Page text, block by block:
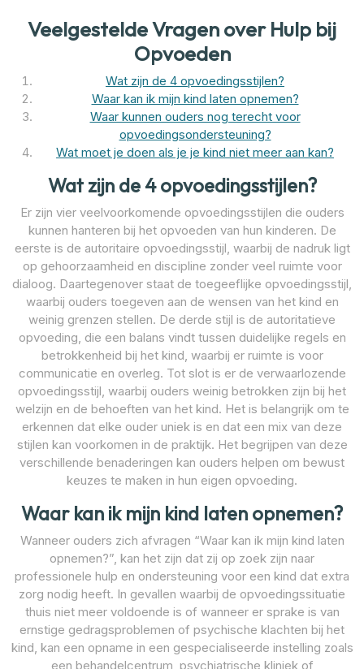
Veelgestelde Vragen over Hulp bij
Opvoeden
Wat zijn de 4 opvoedingsstijlen?
Waar kan ik mijn kind laten opnemen?
Waar kunnen ouders nog terecht voor
opvoedingsondersteuning?
Wat moet je doen als je je kind niet meer aan kan?
Wat zijn de 4 opvoedingsstijlen?
Er zijn vier veelvoorkomende opvoedingsstijlen die ouders
kunnen hanteren bij het opvoeden van hun kinderen. De
eerste is de autoritaire opvoedingsstijl, waarbij de nadruk ligt
op gehoorzaamheid en discipline zonder veel ruimte voor
dialoog. Daartegenover staat de toegeeflijke opvoedingsstijl,
waarbij ouders toegeven aan de wensen van het kind en
weinig grenzen stellen. De derde stijl is de autoritatieve
opvoeding, die een balans vindt tussen duidelijke regels en
betrokkenheid bij het kind, waarbij er ruimte is voor
communicatie en overleg. Tot slot is er de verwaarlozende
opvoedingsstijl, waarbij ouders weinig betrokken zijn bij het
welzijn en de behoeften van het kind. Het is belangrijk om te
erkennen dat elke ouder uniek is en dat een mix van deze
stijlen kan voorkomen in de praktijk. Het begrijpen van deze
verschillende benaderingen kan ouders helpen om bewust
keuzes te maken in hun eigen opvoeding.
Waar kan ik mijn kind laten opnemen?
Wanneer ouders zich afvragen “Waar kan ik mijn kind laten
opnemen?”, kan het zijn dat zij op zoek zijn naar
professionele hulp en ondersteuning voor een kind dat extra
zorg nodig heeft. In gevallen waarbij de opvoedingssituatie
thuis niet meer voldoende is of wanneer er sprake is van
ernstige gedragsproblemen of psychische klachten bij het
kind, kan een opname in een gespecialiseerde instelling zoals
een behandelcentrum, psychiatrische kliniek of